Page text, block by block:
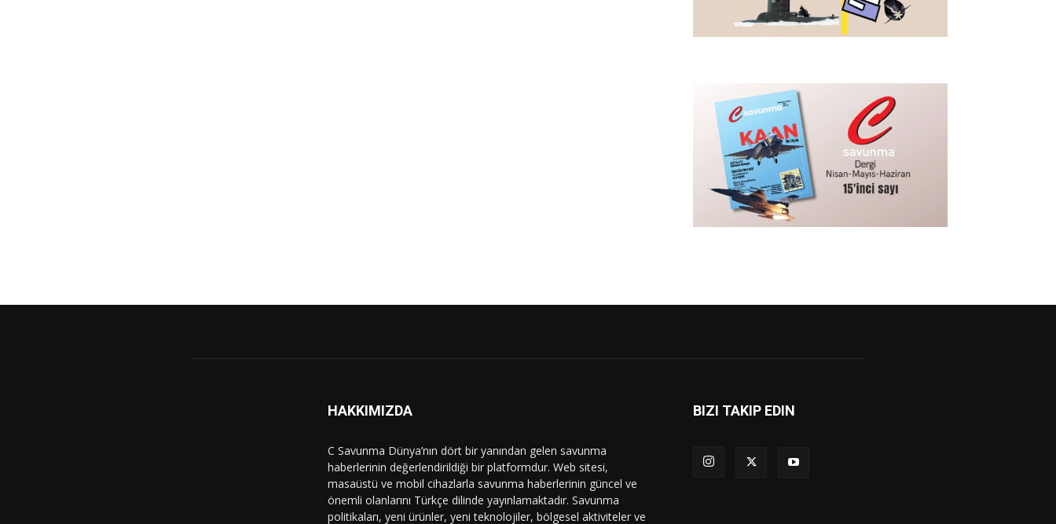
HAKKIMIZDA
C Savunma Dünya’nın dört bir yanından gelen savunma
haberlerinin değerlendirildiği bir platformdur. Web sitesi,
masaüstü ve mobil cihazlarla savunma haberlerinin güncel ve
önemli olanlarını Türkçe dilinde yayınlamaktadır. Savunma
politikaları, yeni ürünler, yeni teknolojiler, bölgesel aktiviteler ve
BIZI TAKIP EDIN